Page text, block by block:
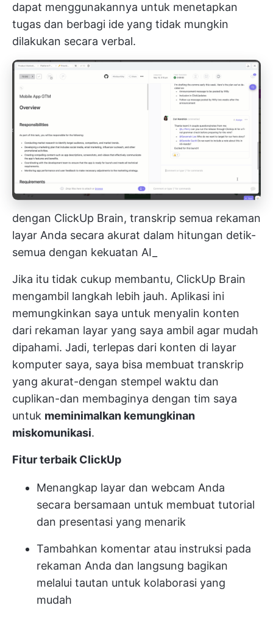
dapat menggunakannya untuk menetapkan
tugas dan berbagi ide yang tidak mungkin
dilakukan secara verbal.
dengan ClickUp Brain, transkrip semua rekaman
layar Anda secara akurat dalam hitungan detik-
semua dengan kekuatan AI_
Jika itu tidak cukup membantu, ClickUp Brain
mengambil langkah lebih jauh. Aplikasi ini
memungkinkan saya untuk menyalin konten
dari rekaman layar yang saya ambil agar mudah
dipahami. Jadi, terlepas dari konten di layar
komputer saya, saya bisa membuat transkrip
yang akurat-dengan stempel waktu dan
cuplikan-dan membaginya dengan tim saya
untuk meminimalkan kemungkinan
miskomunikasi.
Fitur terbaik ClickUp
Menangkap layar dan webcam Anda
secara bersamaan untuk membuat tutorial
dan presentasi yang menarik
Tambahkan komentar atau instruksi pada
rekaman Anda dan langsung bagikan
melalui tautan untuk kolaborasi yang
mudah